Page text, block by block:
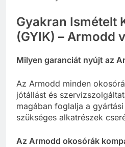
Gyakran Ismételt
(GYIK) – Armodd
Milyen garanciát nyújt az
Az Armodd minden
jótállást és
magában foglalja a
szükséges alkatrészek
Az Armodd okosórák